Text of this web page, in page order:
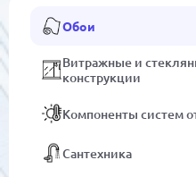
Обои
Витражные и
конструкции
Компоненты систем
Сантехника